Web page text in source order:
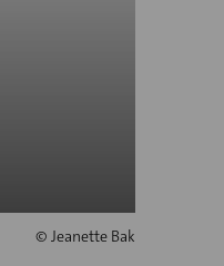
© Jeanette Bak